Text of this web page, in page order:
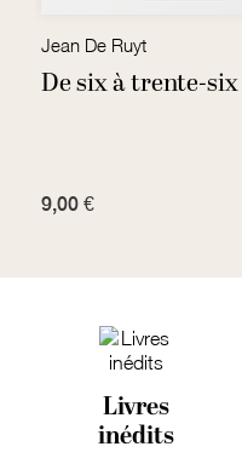
Jean De Ruyt
De six à trente-six
9,00 €
Livres
inédits